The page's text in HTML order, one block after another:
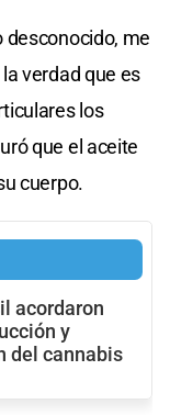
desconocido, me
verdad que es
los
que el aceite
cuerpo.
acordaron
y
del cannabis